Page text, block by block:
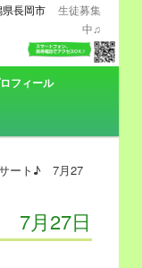
長岡市
生徒募集
中♫
フィール
ート♪ 7月27
7月27日